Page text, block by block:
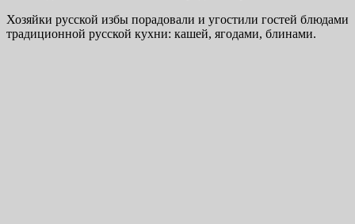
Хозяйки русской избы порадовали и угостили гостей блюдами
традиционной русской кухни: кашей, ягодами, блинами.